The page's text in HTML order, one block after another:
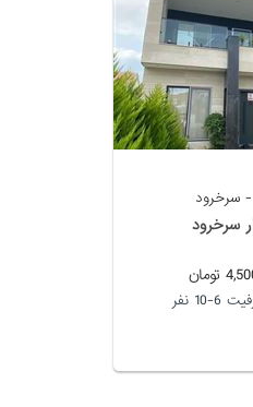
- سرخرود
سرخرود
10 نفر